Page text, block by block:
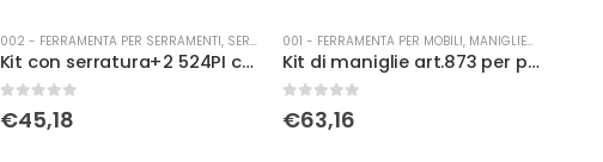
002 - FERRAMENTA PER SERRAMENTI, SERRATURE
Kit con serratura+2 524PI c/foro Y x 28SR+ ser.f. y 28SR+525PI sat.cro.
Su 5
€45,18
001 - FERRAMENTA PER MOBILI, MANIGLIERIA
Kit di maniglie art.873 per porta scorrevole con serratura satinato cromato
Su 5
€63,16